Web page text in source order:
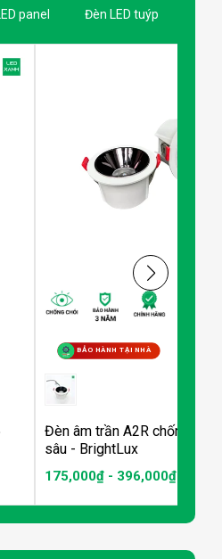
panel Đèn LED tuýp
BẢO HÀNH TẠI NHÀ
Đèn âm trần A2R chống
sâu - BrightLux
175,000₫ - 396,000₫